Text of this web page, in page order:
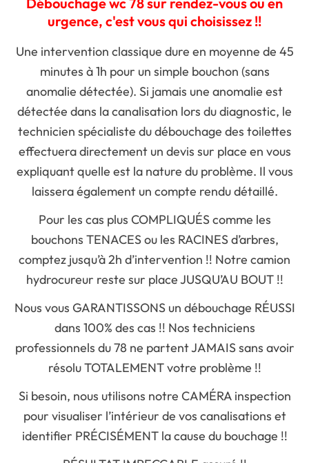
urgence, c'est vous qui choisissez !!
Une intervention classique dure en moyenne de 45
minutes à 1h pour un simple bouchon (sans
anomalie détectée). Si jamais une anomalie est
détectée dans la canalisation lors du diagnostic, le
technicien spécialiste du débouchage des toilettes
effectuera directement un devis sur place en vous
expliquant quelle est la nature du problème. Il vous
laissera également un compte rendu détaillé.
Pour les cas plus COMPLIQUÉS comme les
bouchons TENACES ou les RACINES d’arbres,
comptez jusqu’à 2h d’intervention !! Notre camion
hydrocureur reste sur place JUSQU’AU BOUT !!
Nous vous GARANTISSONS un débouchage RÉUSSI
dans 100% des cas !! Nos techniciens
professionnels du 78 ne partent JAMAIS sans avoir
résolu TOTALEMENT votre problème !!
Si besoin, nous utilisons notre CAMÉRA inspection
pour visualiser l’intérieur de vos canalisations et
identifier PRÉCISÉMENT la cause du bouchage !!